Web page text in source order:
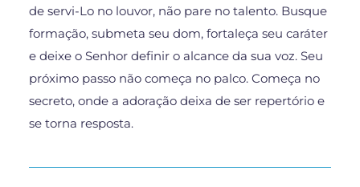
de servi-Lo no louvor, não pare no talento. Busque
formação, submeta seu dom, fortaleça seu caráter
e deixe o Senhor definir o alcance da sua voz. Seu
próximo passo não começa no palco. Começa no
secreto, onde a adoração deixa de ser repertório e
se torna resposta.